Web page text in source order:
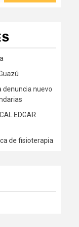
denuncia nuevo
EDGAR
de fisioterapia